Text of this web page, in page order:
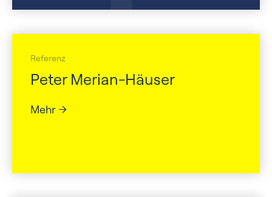
Referenz
Peter Merian-Häuser
Mehr